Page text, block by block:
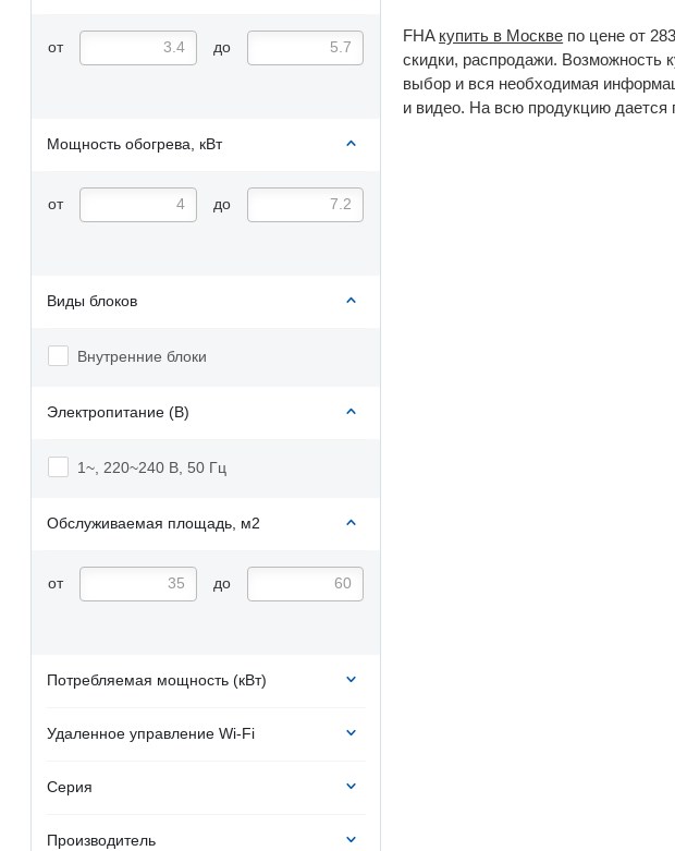
от до
Мощность обогрева, кВт
от до
Виды блоков
Внутренние блоки
Электропитание (В)
1~, 220~240 В, 50 Гц
Обслуживаемая площадь, м2
от до
Потребляемая мощность (кВт)
Удаленное управление Wi-Fi
Серия
Производитель
FHA купить в Москве по цене от
скидки, распродажи. Возможность
выбор и вся необходимая
и видео. На всю продукцию дается